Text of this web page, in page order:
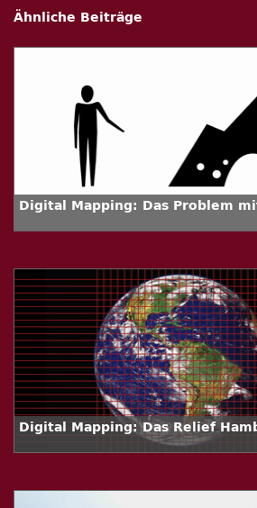
Ähnliche Beiträge
Digital Mapping: Das Problem
Digital Mapping: Das Relief